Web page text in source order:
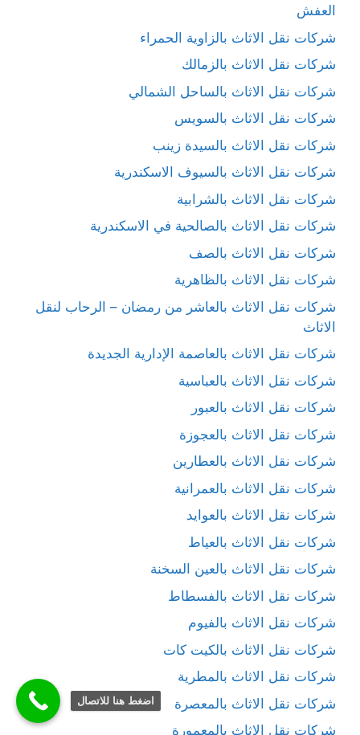
العفش
شركات نقل الاثاث بالزاوية الحمراء
شركات نقل الاثاث بالزمالك
شركات نقل الاثاث بالساحل الشمالي
شركات نقل الاثاث بالسويس
شركات نقل الاثاث بالسيدة زينب
شركات نقل الاثاث بالسيوف الاسكندرية
شركات نقل الاثاث بالشرابية
شركات نقل الاثاث بالصالحية في الاسكندرية
شركات نقل الاثاث بالصف
شركات نقل الاثاث بالظاهرية
شركات نقل الاثاث بالعاشر من رمضان – الرحاب لنقل
الاثاث
شركات نقل الاثاث بالعاصمة الإدارية الجديدة
شركات نقل الاثاث بالعباسية
شركات نقل الاثاث بالعبور
شركات نقل الاثاث بالعجوزة
شركات نقل الاثاث بالعطارين
شركات نقل الاثاث بالعمرانية
شركات نقل الاثاث بالعوايد
شركات نقل الاثاث بالعياط
شركات نقل الاثاث بالعين السخنة
شركات نقل الاثاث بالفسطاط
شركات نقل الاثاث بالفيوم
شركات نقل الاثاث بالكيت كات
شركات نقل الاثاث بالمطرية
شركات نقل الاثاث بالمعصرة
شركات نقل الاثاث بالمعمورة
اضغط هنا للاتصال